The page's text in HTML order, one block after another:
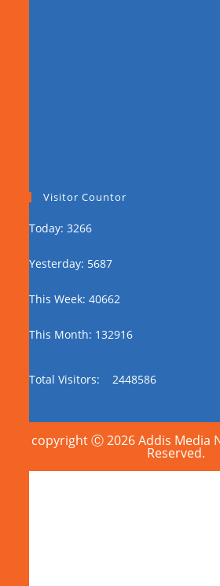
Visitor Countor
Today: 3266
Yesterday: 5687
This Week: 40662
This Month: 132916
Total Visitors: 2448586
copyright Ⓒ 2026 Addis Media
Reserved.